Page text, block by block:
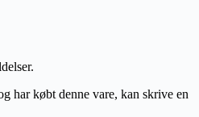
har købt denne vare, kan skrive en